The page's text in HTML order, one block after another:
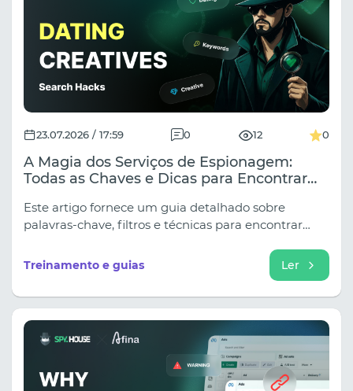
23.07.2026 / 17:59 0 12 0
A Magia dos Serviços de Espionagem:
Todas as Chaves e Dicas para Encontrar
Qualquer Fonte de Tráfego
Este artigo fornece um guia detalhado sobre
palavras-chave, filtros e técnicas para encontrar
plataformas.
Treinamento e guias Ler